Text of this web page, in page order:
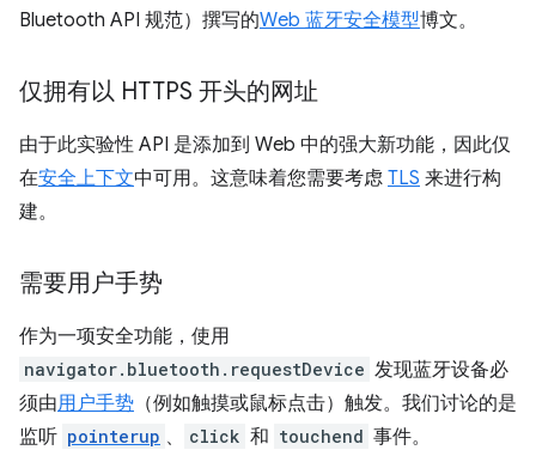
Bluetooth API 规范）撰写的Web 蓝牙安全模型博文。
仅拥有以 HTTPS 开头的网址
由于此实验性 API 是添加到 Web 中的强大新功能，因此仅
在安全上下文中可用。这意味着您需要考虑 TLS 来进行构
建。
需要用户手势
作为一项安全功能，使用
navigator.bluetooth.requestDevice 发现蓝牙设备必
须由用户手势 （例如触摸或鼠标点击）触发。我们讨论的是
监听 pointerup 、 click 和 touchend 事件。